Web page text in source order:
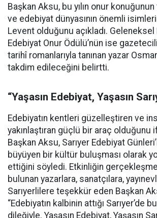
Başkan Aksu, bu yılın onur
ve edebiyat dünyasının önemli
Levent olduğunu açıkladı. Geleneksel
Edebiyat Onur Ödülü’nün ise
tarihî romanlarıyla tanınan yazar
takdim edileceğini belirtti.
“Yaşasın Edebiyat, Yaşasın
Edebiyatın kentleri güzelleştiren ve
yakınlaştıran güçlü bir araç olduğunu
Başkan Aksu, Sarıyer Edebiyat
büyüyen bir kültür buluşması olarak
ettiğini söyledi. Etkinliğin
bulunan yazarlara, sanatçılara,
Sarıyerlilere teşekkür eden Başkan
“Edebiyatın kalbinin attığı Sarıyer’de
dileğiyle. Yaşasın Edebiyat, Yaşasın